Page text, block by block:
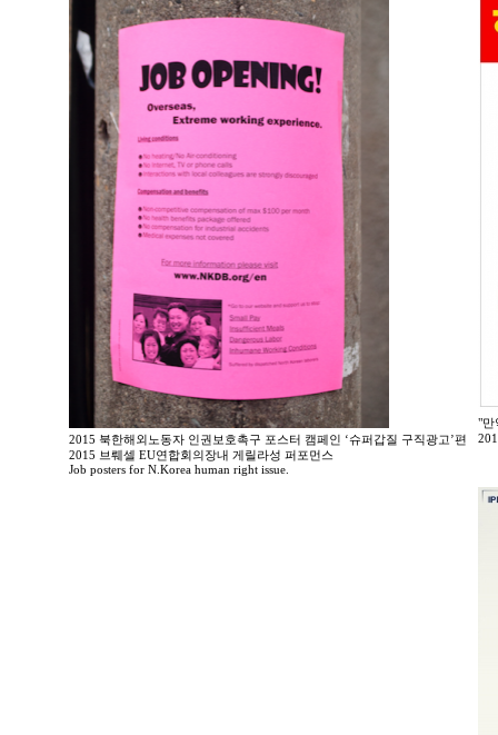
2015 북한해외노동자 인권보호촉구 포스터 캠페인 ‘슈퍼갑질 구직광고’편
2015 브뤠셀 EU연합회의장내 게릴라성 퍼포먼스
Job posters for N.Korea human right issue.
"만